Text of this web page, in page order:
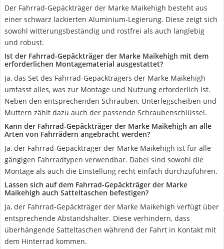
Der Fahrrad-Gepäckträger der Marke Maikehigh besteht aus
einer schwarz lackierten Aluminium-Legierung. Diese zeigt sich
sowohl witterungsbeständig und rostfrei als auch langlebig
und robust.
Ist der Fahrrad-Gepäckträger der Marke Maikehigh mit dem
erforderlichen Montagematerial ausgestattet?
Ja, das Set des Fahrrad-Gepäckträgers der Marke Maikehigh
umfasst alles, was zur Montage und Nutzung erforderlich ist.
Neben den entsprechenden Schrauben, Unterlegscheiben und
Muttern zählt dazu auch der passende Schraubenschlüssel.
Kann der Fahrrad-Gepäckträger der Marke Maikehigh an alle
Arten von Fahrrädern angebracht werden?
Ja, der Fahrrad-Gepäckträger der Marke Maikehigh ist für alle
gängigen Fahrradtypen verwendbar. Dabei sind sowohl die
Montage als auch die Einstellung recht einfach durchzuführen.
Lassen sich auf dem Fahrrad-Gepäckträger der Marke
Maikehigh auch Satteltaschen befestigen?
Ja, der Fahrrad-Gepäckträger der Marke Maikehigh verfügt über
entsprechende Abstandshalter. Diese verhindern, dass
überhängende Satteltaschen während der Fahrt in Kontakt mit
dem Hinterrad kommen.